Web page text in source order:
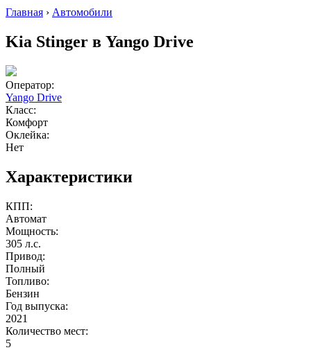
Главная › Автомобили
Kia Stinger в Yango Drive
Оператор:
Yango Drive
Класс:
Комфорт
Оклейка:
Нет
Характеристики
КПП:
Автомат
Мощность:
305 л.с.
Привод:
Полный
Топливо:
Бензин
Год выпуска:
2021
Количество мест:
5